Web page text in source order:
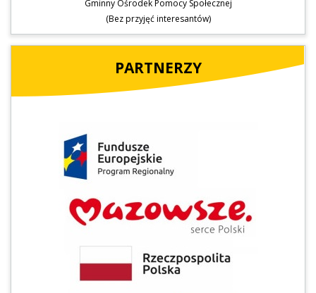
Gminny Ośrodek Pomocy Społecznej
(Bez przyjęć interesantów)
PARTNERZY